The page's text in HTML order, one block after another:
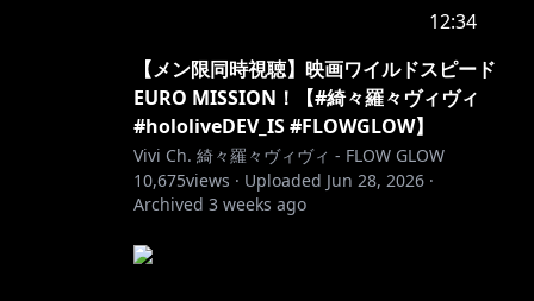
12:34
【メン限同時視聴】映画ワイルドスピード
EURO MISSION！【#綺々羅々ヴィヴィ
#hololiveDEV_IS #FLOWGLOW】
Vivi Ch. 綺々羅々ヴィヴィ - FLOW GLOW
10,675views · Uploaded Jun 28, 2026 ·
Archived 3 weeks ago